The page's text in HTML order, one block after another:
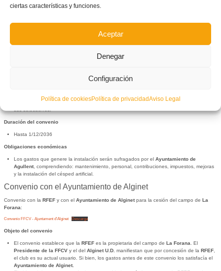
ciertas características y funciones.
Aceptar
Denegar
Configuración
Política de cookiesPolítica de privacidadAviso Legal
LaFFCVy laGeneralitat Valencianahan firmado un convenio por el cual el la
Descarga
Convenio con Ayuntamiento de Agullent
La instalación será de uso preferente, sin que el
Agullent C.F.; equipos federados de la localidad deAgullent, laRFEF
sus selecciones.
Duración del convenio
Hasta 1/12/2036
Obligaciones económicas
Los gastos que genere la instalación serán sufragados por el Ayuntamiento de
Agullent, comprendiendo: mantenimiento, personal, contribuciones, impuestos, mejoras
y la instalación del césped artificial.
Convenio con el Ayuntamiento de Alginet
Convenio con la RFEFy con el Ayuntamiento de Alginetpara la cesión del campo de La
Forana:
Convenio FFCV - Ajuntament d'Alginet Descarga
Objeto del convenio
El convenio establece que la RFEFes la propietaria del campo de La Forana. El
Presidente de la FFCV y el del Alginet U.D. manifiestan que por concesión de la RFEF,
el club es su actual usuario. Si bien, los gastos antes de este convenio los satisfacía el
Ayuntamiento de Alginet.